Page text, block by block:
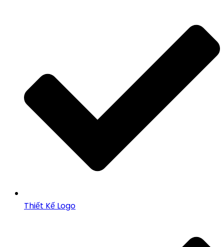
Thiết Kế Logo